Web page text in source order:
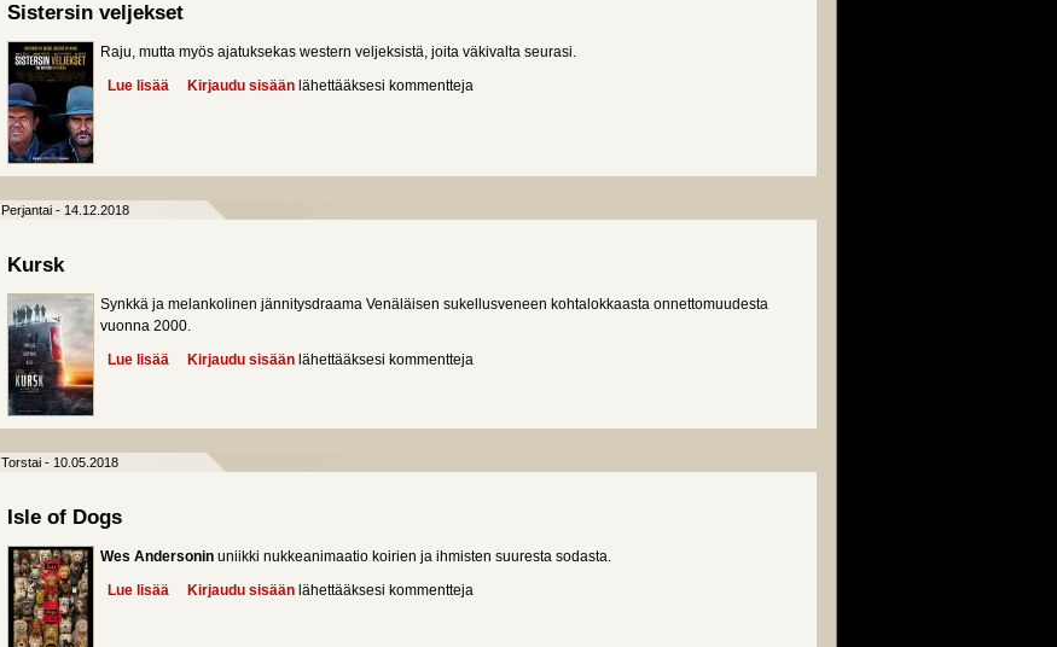
Sistersin veljekset
Raju, mutta myös ajatuksekas western veljeksistä, joita väkivalta seurasi.
Lue lisää about Sistersin veljekset
Kirjaudu sisään lähettääksesi kommentteja
Perjantai - 14.12.2018
Kursk
Synkkä ja melankolinen jännitysdraama Venäläisen sukellusveneen kohtalokkaasta onnettomuudesta
vuonna 2000.
Lue lisää about Kursk
Kirjaudu sisään lähettääksesi kommentteja
Torstai - 10.05.2018
Isle of Dogs
Wes Andersonin uniikki nukkeanimaatio koirien ja ihmisten suuresta sodasta.
Lue lisää about Isle of Dogs
Kirjaudu sisään lähettääksesi kommentteja